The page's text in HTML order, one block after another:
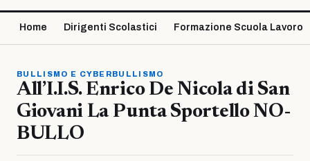
Home Dirigenti Scolastici Formazione Scuola Lavoro
BULLISMO E CYBERBULLISMO
All’I.I.S. Enrico De Nicola di San
Giovani La Punta Sportello NO-
BULLO